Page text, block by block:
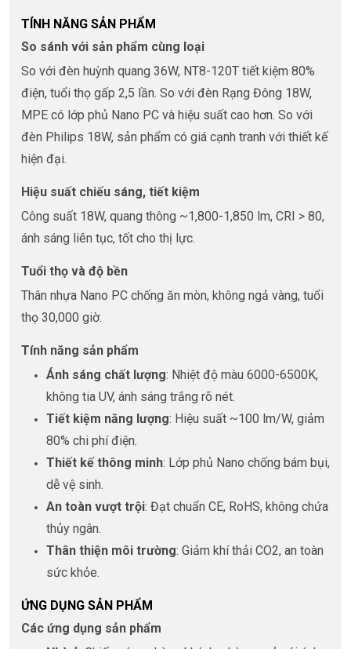
TÍNH NĂNG SẢN PHẨM
So sánh với sản phẩm cùng loại
So với đèn huỳnh quang 36W, NT8-120T tiết kiệm 80%
điện, tuổi thọ gấp 2,5 lần. So với đèn Rạng Đông 18W,
MPE có lớp phủ Nano PC và hiệu suất cao hơn. So với
đèn Philips 18W, sản phẩm có giá cạnh tranh với thiết kế
hiện đại.
Hiệu suất chiếu sáng, tiết kiệm
Công suất 18W, quang thông ~1,800-1,850 lm, CRI > 80,
ánh sáng liên tục, tốt cho thị lực.
Tuổi thọ và độ bền
Thân nhựa Nano PC chống ăn mòn, không ngả vàng, tuổi
thọ 30,000 giờ.
Tính năng sản phẩm
Ánh sáng chất lượng: Nhiệt độ màu 6000-6500K,
không tia UV, ánh sáng trắng rõ nét.
Tiết kiệm năng lượng: Hiệu suất ~100 lm/W, giảm
80% chi phí điện.
Thiết kế thông minh: Lớp phủ Nano chống bám bụi,
dễ vệ sinh.
An toàn vượt trội: Đạt chuẩn CE, RoHS, không chứa
thủy ngân.
Thân thiện môi trường: Giảm khí thải CO2, an toàn
sức khỏe.
ỨNG DỤNG SẢN PHẨM
Các ứng dụng sản phẩm